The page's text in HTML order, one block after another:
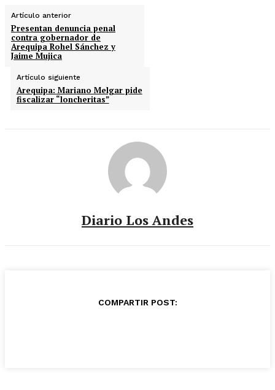
Artículo anterior
Presentan denuncia penal
contra gobernador de
Arequipa Rohel Sánchez y
Jaime Mujica
Artículo siguiente
Arequipa: Mariano Melgar pide
fiscalizar “loncheritas”
Diario Los Andes
COMPARTIR POST: